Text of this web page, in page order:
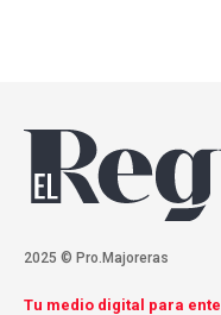
2025 © Pro.Majoreras
Tu medio digital para